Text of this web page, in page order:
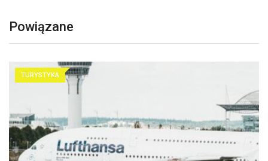
Powiązane
TURYSTYKA